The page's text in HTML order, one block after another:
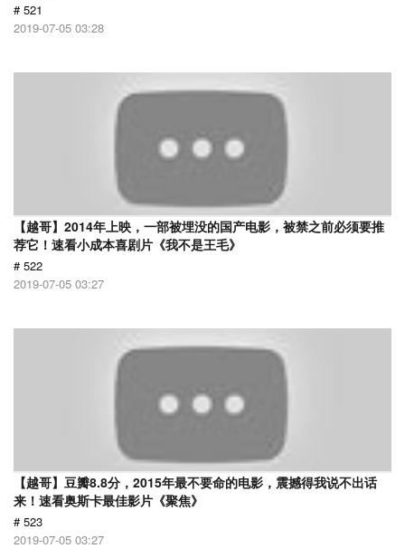
# 521
2019-07-05 03:28
【越哥】2014年上映，一部被埋没的国产电影，被禁之前必须要推
荐它！速看小成本喜剧片《我不是王毛》
# 522
2019-07-05 03:27
【越哥】豆瓣8.8分，2015年最不要命的电影，震撼得我说不出话
来！速看奥斯卡最佳影片《聚焦》
# 523
2019-07-05 03:27